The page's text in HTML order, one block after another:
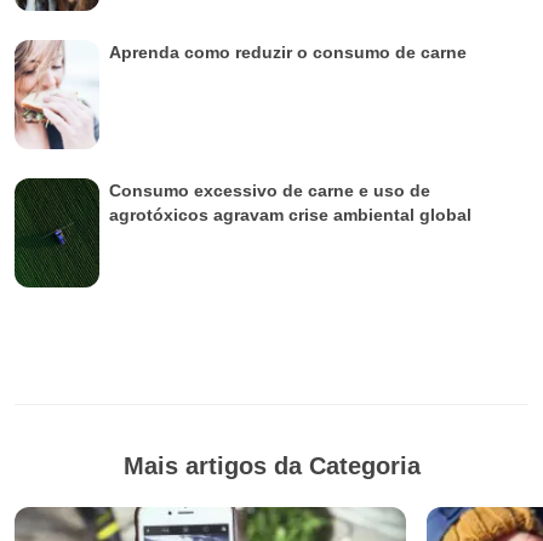
Aprenda como reduzir o consumo de carne
Consumo excessivo de carne e uso de
agrotóxicos agravam crise ambiental global
Mais artigos da Categoria